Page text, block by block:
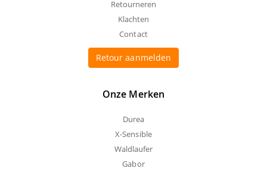
Retourneren
Klachten
Contact
Retour aanmelden
Onze Merken
Durea
X-Sensible
Waldlaufer
Gabor